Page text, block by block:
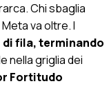
Chi sbaglia
va oltre. I
di fila, terminando
nella griglia dei
Fortitudo